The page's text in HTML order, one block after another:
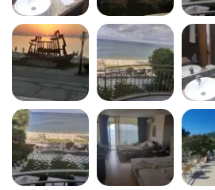
DE 4 STELE! Personalul
dupa cum erai refuzat cand
facilitati iti dadea senzatia ca
Macar sa te simti intr um hotel
NU!.Domnul de.la.parcare a
ca hotelul arata f bine! Un
seara aveau program artistic
Recomand Travelplanner: